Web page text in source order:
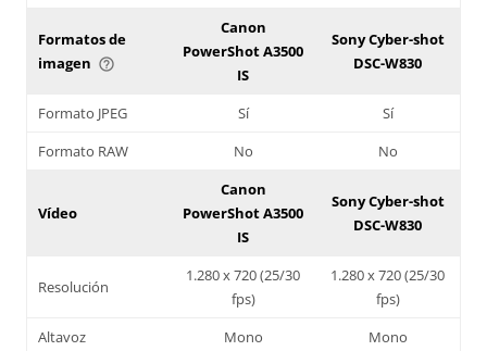
Formatos de
imagen help_outline
Canon
PowerShot A3500
IS
Sony Cyber-shot
DSC-W830
Formato JPEG Sí
Sí
Formato RAW
No No
Vídeo
Canon
PowerShot A3500
IS
Sony Cyber-shot
DSC-W830
Resolución
1.280 x 720 (25/30
fps)
1.280 x 720 (25/30
fps)
Altavoz
Mono
Mono